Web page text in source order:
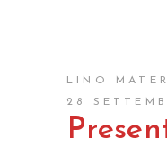
LINO
28